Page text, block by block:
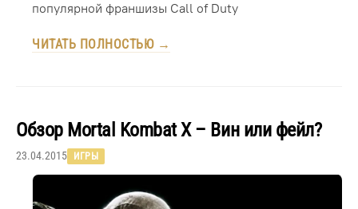
популярной франшизы Call of Duty
ЧИТАТЬ ПОЛНОСТЬЮ →
Обзор Mortal Kombat X – Вин или фейл?
23.04.2015 ИГРЫ